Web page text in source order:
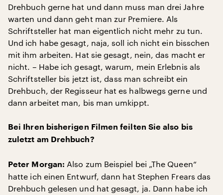
Drehbuch gerne hat und dann muss man drei Jahre
warten und dann geht man zur Premiere. Als
Schriftsteller hat man eigentlich nicht mehr zu tun.
Und ich habe gesagt, naja, soll ich nicht ein bisschen
mit ihm arbeiten. Hat sie gesagt, nein, das macht er
nicht. – Habe ich gesagt, warum, mein Erlebnis als
Schriftsteller bis jetzt ist, dass man schreibt ein
Drehbuch, der Regisseur hat es halbwegs gerne und
dann arbeitet man, bis man umkippt.
Bei Ihren bisherigen Filmen feilten Sie also bis
zuletzt am Drehbuch?
Peter Morgan: Also zum Beispiel bei „The Queen“
hatte ich einen Entwurf, dann hat Stephen Frears das
Drehbuch gelesen und hat gesagt, ja. Dann habe ich